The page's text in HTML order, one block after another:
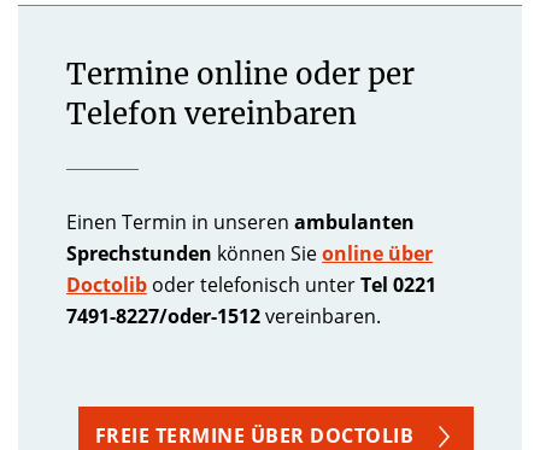
Termine online oder per
Telefon vereinbaren
Einen Termin in unseren ambulanten
Sprechstunden können Sieonline über
Doctolib oder telefonisch unterTel 0221
7491-8227/oder-1512vereinbaren.
FREIE TERMINE ÜBER DOCTOLIB